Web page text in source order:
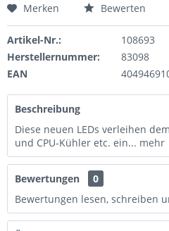
Merken Bewerten
Artikel-Nr.:
108693
Herstellernummer:
83098
EAN
Beschreibung
Diese neuen LEDs verleihen
und CPU-Kühler etc. ein... mehr
Bewertungen
0
Bewertungen lesen, schreiben